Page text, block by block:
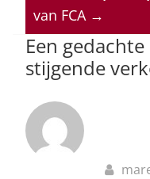
p o
k
van FCA →
Een gedachte
stijgende